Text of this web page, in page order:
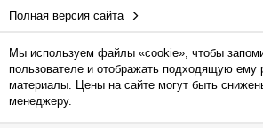
Полная версия сайта
Мы используем файлы «cookie», чтобы
пользователе и отображать подходящую ему
материалы. Цены на сайте могут быть
менеджеру.
Гарантия